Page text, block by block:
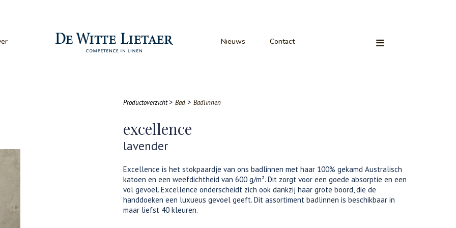
Nieuws Contact
Productoverzicht > Bad > Badlinnen
excellence
lavender
Excellence is het stokpaardje van ons badlinnen met haar 100% gekamd Australisch
katoen en een weefdichtheid van 600 g/m². Dit zorgt voor een goede absorptie en een
vol gevoel. Excellence onderscheidt zich ook dankzij haar grote boord, die de
handdoeken een luxueus gevoel geeft. Dit assortiment badlinnen is beschikbaar in
maar liefst 40 kleuren.